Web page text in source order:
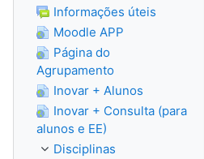
Informações úteis
Moodle APP
Página do
Agrupamento
Inovar + Alunos
Inovar + Consulta (para
alunos e EE)
Disciplinas